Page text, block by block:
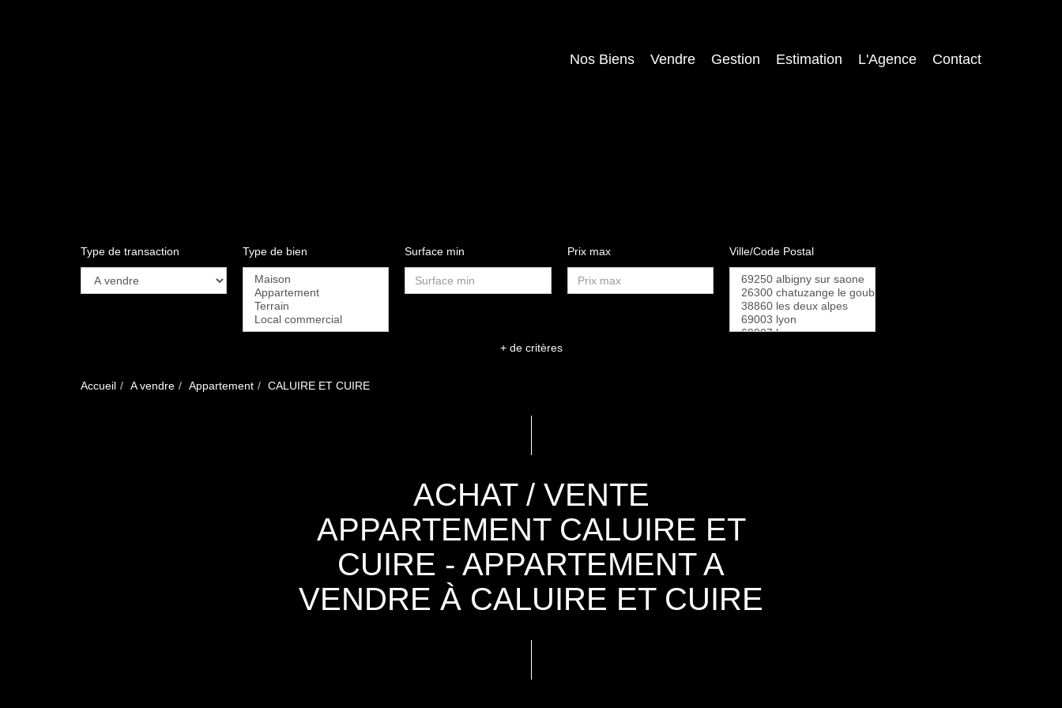
Nos Biens Vendre Gestion Estimation L'Agence Contact
Type de transaction Type de bien Surface min Prix max Ville/Code Postal
+ de critères
Accueil A vendre Appartement CALUIRE ET CUIRE
ACHAT / VENTE
APPARTEMENT CALUIRE ET
CUIRE - APPARTEMENT A
VENDRE À CALUIRE ET CUIRE